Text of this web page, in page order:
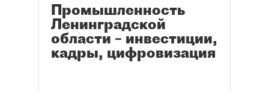
Промышленность
Ленинградской
области – инвестиции,
кадры, цифровизация